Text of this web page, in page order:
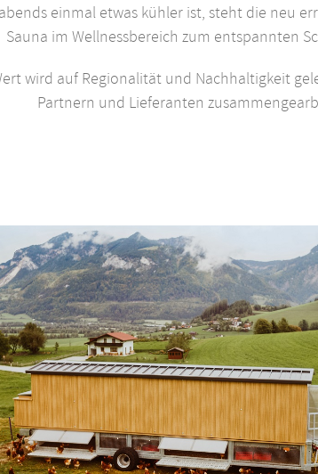
einmal etwas kühler ist, steht die neu
Sauna im Wellnessbereich zum entspannten
wird auf Regionalität und Nachhaltigkeit
Partnern und Lieferanten